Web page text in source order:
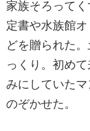
家族そろって
定書や水族館
どを贈られた
っくり。初め
みにしていた
のぞかせた。